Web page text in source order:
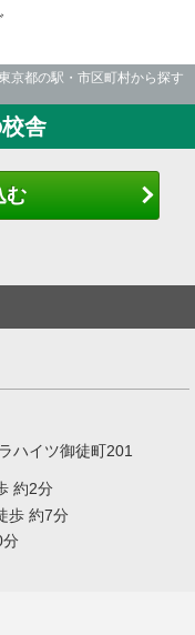
東京都の駅・市区町村から探す
舎
む
ハイツ御徒町201
約2分
歩 約7分
分